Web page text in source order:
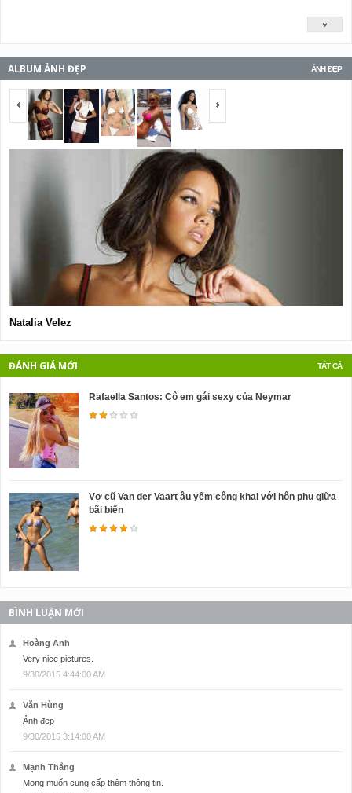
ẢNH ĐẸP
ALBUM ẢNH ĐẸP
<span></span>
Natalia Velez
TẤT CẢ
ĐÁNH GIÁ MỚI
Rafaella Santos: Cô em gái sexy của Neymar
Vợ cũ Van der Vaart âu yếm công khai với hôn phu giữa
bãi biển
BÌNH LUẬN MỚI
Hoàng Anh
Very nice pictures.
9/30/2015 4:44:00 AM
Văn Hùng
Ảnh đẹp
9/30/2015 3:14:00 AM
Mạnh Thắng
Mong muốn cung cấp thêm thông tin.